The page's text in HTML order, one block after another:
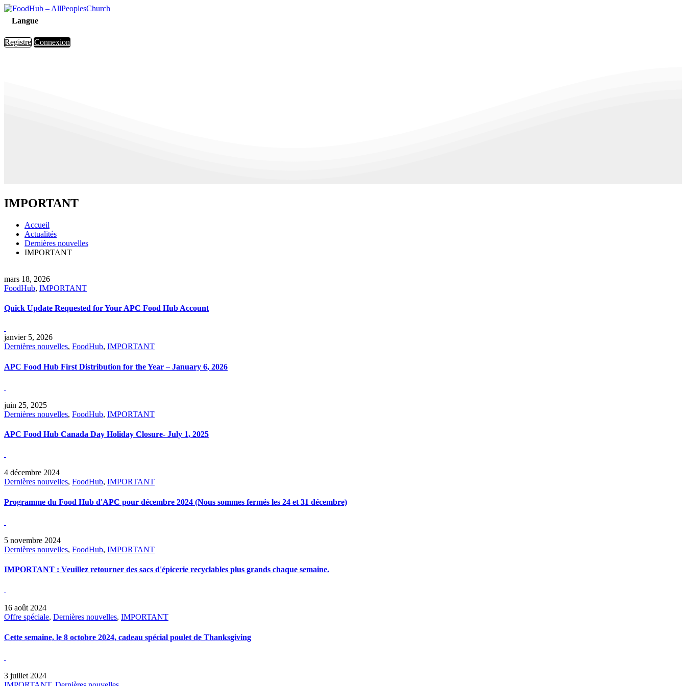
Langue
Registre Connexion
IMPORTANT
Accueil
Actualités
Dernières nouvelles
IMPORTANT
mars 18, 2026
FoodHub, IMPORTANT
Quick Update Requested for Your APC Food Hub Account
janvier 5, 2026
Dernières nouvelles, FoodHub, IMPORTANT
APC Food Hub First Distribution for the Year – January 6, 2026
juin 25, 2025
Dernières nouvelles, FoodHub, IMPORTANT
APC Food Hub Canada Day Holiday Closure- July 1, 2025
4 décembre 2024
Dernières nouvelles, FoodHub, IMPORTANT
Programme du Food Hub d'APC pour décembre 2024 (Nous sommes fermés les 24 et 31 décembre)
5 novembre 2024
Dernières nouvelles, FoodHub, IMPORTANT
IMPORTANT : Veuillez retourner des sacs d'épicerie recyclables plus grands chaque semaine.
16 août 2024
Offre spéciale, Dernières nouvelles, IMPORTANT
Cette semaine, le 8 octobre 2024, cadeau spécial poulet de Thanksgiving
3 juillet 2024